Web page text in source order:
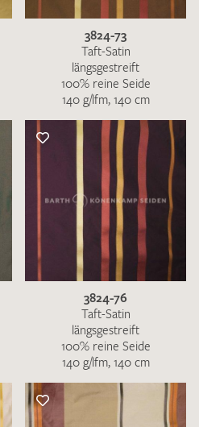
3824-73
Taft-Satin
längsgestreift
100% reine Seide
140 g/lfm, 140 cm
3824-76
Taft-Satin
längsgestreift
100% reine Seide
140 g/lfm, 140 cm